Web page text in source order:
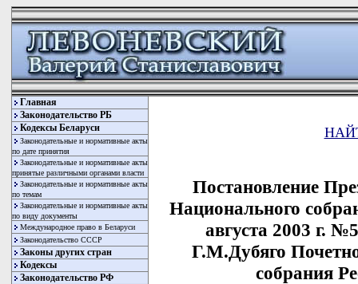
Главная
Законодательство РБ
Кодексы Беларуси
Законодательные и нормативные акты
по дате принятия
Законодательные и нормативные акты
принятые различными органами власти
Законодательные и нормативные акты
по темам
Законодательные и нормативные акты
по виду документы
Международное право в Беларуси
Законодательство СССР
Законы других стран
Кодексы
Законодательство РФ
Постановление
Национального
августа 2003 г.
Г.М.Дубяго
собрания